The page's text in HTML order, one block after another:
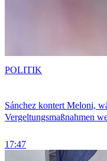
Sánchez kontert Meloni,
Vergeltungsmaßnahmen
17:47
POLITIK